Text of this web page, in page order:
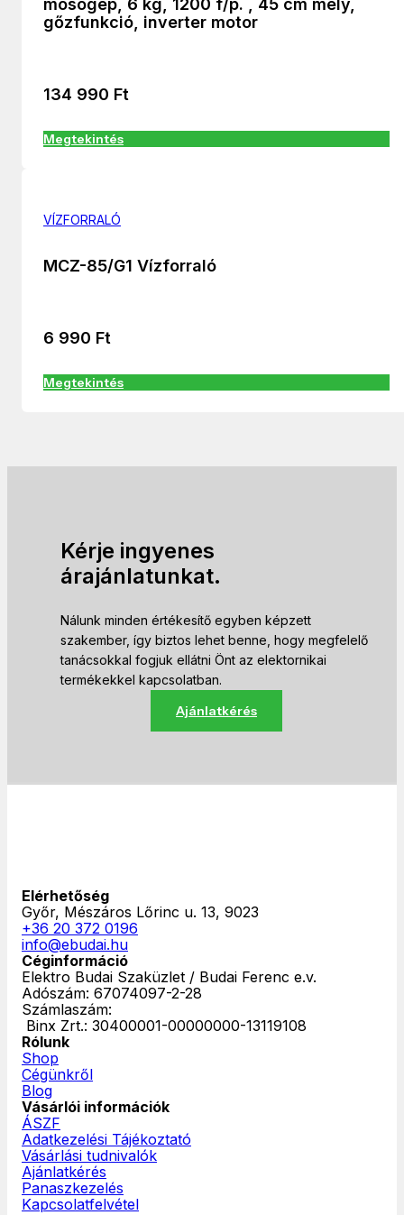
mosógép, 6 kg, 1200 f/p. , 45 cm mély,
gőzfunkció, inverter motor
134 990 Ft
Megtekintés
VÍZFORRALÓ
MCZ-85/G1 Vízforraló
6 990 Ft
Megtekintés
Kérje ingyenes
árajánlatunkat.
Nálunk minden értékesítő egyben képzett
szakember, így biztos lehet benne, hogy megfelelő
tanácsokkal fogjuk ellátni Önt az elektornikai
termékekkel kapcsolatban.
Ajánlatkérés
Elérhetőség
Győr, Mészáros Lőrinc u. 13, 9023
+36 20 372 0196
info@ebudai.hu
Céginformáció
Elektro Budai Szaküzlet / Budai Ferenc e.v.
Adószám: 67074097-2-28
Számlaszám:
‎ Binx Zrt.: 30400001-00000000-13119108
Rólunk
Shop
Cégünkről
Blog
Vásárlói információk
ÁSZF
Adatkezelési Tájékoztató
Vásárlási tudnivalók
Ajánlatkérés
Panaszkezelés
Kapcsolatfelvétel